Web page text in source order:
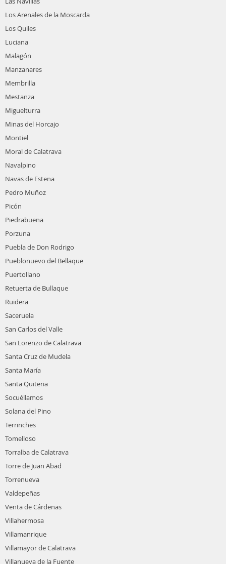
Los Arenales de la Moscarda
Los Quiles
Luciana
Malagón
Manzanares
Membrilla
Mestanza
Miguelturra
Minas del Horcajo
Montiel
Moral de Calatrava
Navalpino
Navas de Estena
Pedro Muñoz
Picón
Piedrabuena
Porzuna
Puebla de Don Rodrigo
Pueblonuevo del Bellaque
Puertollano
Retuerta de Bullaque
Ruidera
Saceruela
San Carlos del Valle
San Lorenzo de Calatrava
Santa Cruz de Mudela
Santa María
Santa Quiteria
Socuéllamos
Solana del Pino
Terrinches
Tomelloso
Torralba de Calatrava
Torre de Juan Abad
Torrenueva
Valdepeñas
Venta de Cárdenas
Villahermosa
Villamanrique
Villamayor de Calatrava
Villanueva de la Fuente